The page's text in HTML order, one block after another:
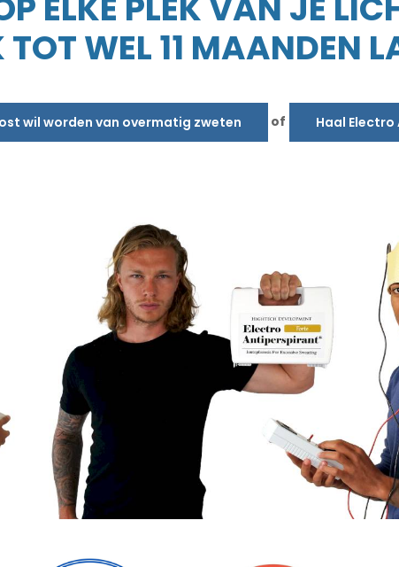
TOT WEL 11 MAANDEN
wil worden van overmatig zweten of Haal